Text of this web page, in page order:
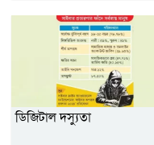
ডিজিটাল দস্যুতা